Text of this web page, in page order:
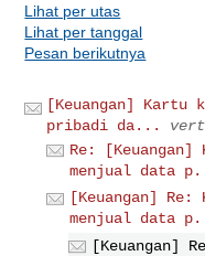
Lihat per utas
Lihat per tanggal
Pesan berikutnya
[Keuangan]
pribadi da...
Re:
menjual data
[Keuangan]
menjual data
[Keuangan]